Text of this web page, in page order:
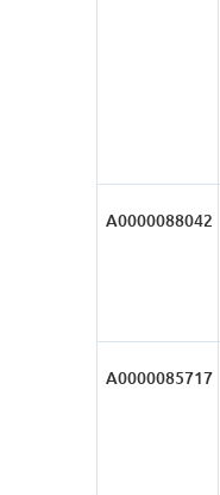
А0000088042
А0000085717